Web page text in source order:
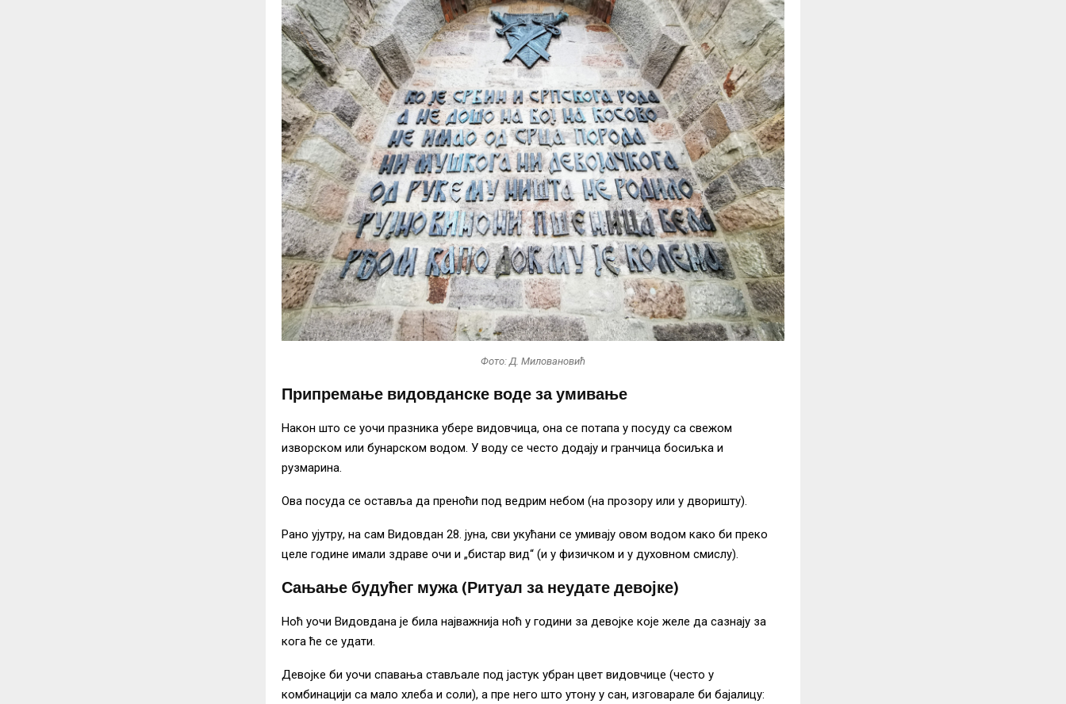
Фото: Д. Миловановић
Припремање видовданске воде за умивање
Након што се уочи празника убере видовчица, она се потапа у посуду са свежом
изворском или бунарском водом. У воду се често додају и гранчица босиљка и
рузмарина.
Ова посуда се оставља да преноћи под ведрим небом (на прозору или у дворишту).
Рано ујутру, на сам Видовдан 28. јуна, сви укућани се умивају овом водом како би преко
целе године имали здраве очи и „бистар вид“ (и у физичком и у духовном смислу).
Сањање будућег мужа (Ритуал за неудате девојке)
Ноћ уочи Видовдана је била најважнија ноћ у години за девојке које желе да сазнају за
кога ће се удати.
Девојке би уочи спавања стављале под јастук убран цвет видовчице (често у
комбинацији са мало хлеба и соли), а пре него што утону у сан, изговарале би бајалицу: